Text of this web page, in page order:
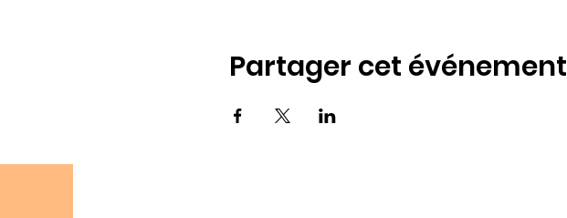
Partager cet événement